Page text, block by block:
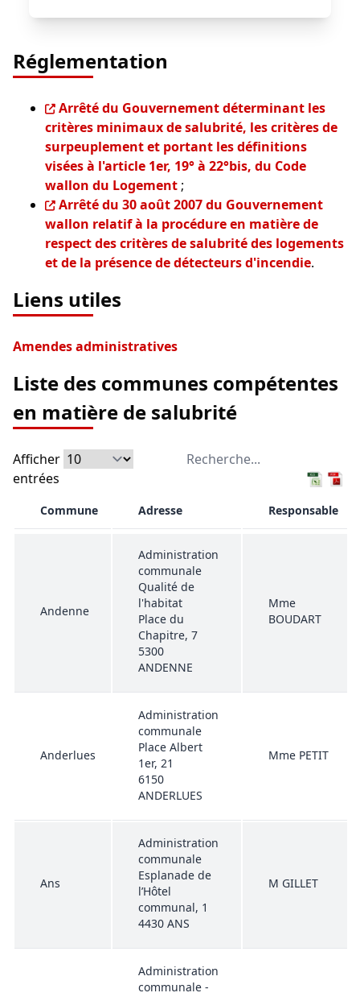
Réglementation
Arrêté du Gouvernement déterminant les
critères minimaux de salubrité, les critères de
surpeuplement et portant les définitions
visées à l'article 1er, 19° à 22°bis, du Code
wallon du Logement ;
Arrêté du 30 août 2007 du Gouvernement
wallon relatif à la procédure en matière de
respect des critères de salubrité des logements
et de la présence de détecteurs d'incendie.
Liens utiles
Amendes administratives
Liste des communes compétentes
en matière de salubrité
Afficher
entrées
Commune Adresse Responsable
Andenne
Administration
communale
Qualité de
l'habitat
Place du
Chapitre, 7
5300
ANDENNE
Mme
BOUDART
Anderlues
Administration
communale
Place Albert
1er, 21
6150
ANDERLUES
Mme PETIT
Ans
Administration
communale
Esplanade de
l’Hôtel
communal, 1
4430 ANS
M GILLET
Administration
communale -